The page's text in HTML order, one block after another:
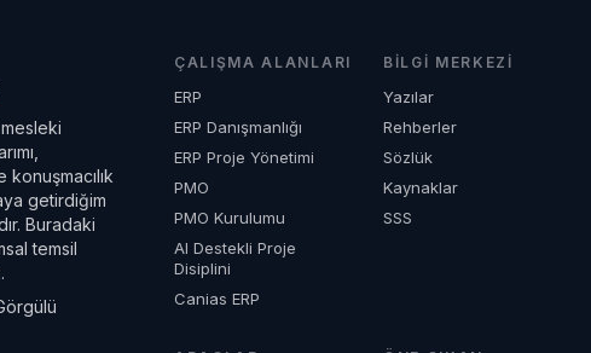
getirdiğim
Buradaki
temsil
ÇALIŞMA ALANLARI
ERP
ERP Danışmanlığı
ERP Proje Yönetimi
PMO
PMO Kurulumu
AI Destekli Proje
Disiplini
Canias ERP
BILGI MERKEZI
Yazılar
Rehberler
Sözlük
Kaynaklar
SSS